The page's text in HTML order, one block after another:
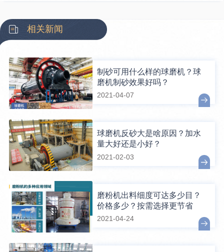
相关新闻
制砂可用什么样的球磨机？球
磨机制砂效果好吗？
2021-04-07
球磨机反砂大是啥原因？加水
量大好还是小好？
2021-02-03
磨粉机出料细度可达多少目？
价格多少？按需选择更节省
2021-04-24